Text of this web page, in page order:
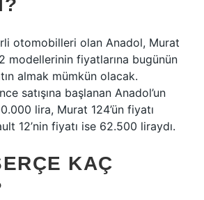
otomobilleri olan Anadol, Murat
modellerinin fiyatlarına bugünün
almak mümkün olacak.
satışına başlanan Anadol’un
lira, Murat 124’ün fiyatı
12’nin fiyatı ise 62.500 liraydı.
KAÇ